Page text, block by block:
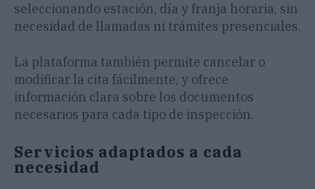
seleccionando estación, día y franja horaria, sin
necesidad de llamadas ni trámites presenciales.
La plataforma también permite cancelar o
modificar la cita fácilmente, y ofrece
información clara sobre los documentos
necesarios para cada tipo de inspección.
Servicios adaptados a cada
necesidad